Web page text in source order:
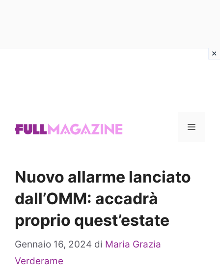
Menu
Nuovo allarme lanciato
dall’OMM: accadrà
proprio quest’estate
Gennaio 16, 2024 di Maria Grazia
Verderame